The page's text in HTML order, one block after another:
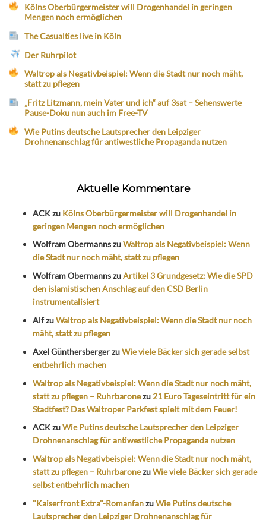
Kölns Oberbürgermeister will Drogenhandel in geringen
Mengen noch ermöglichen
The Casualties live in Köln
Der Ruhrpilot
Waltrop als Negativbeispiel: Wenn die Stadt nur noch mäht,
statt zu pflegen
„Fritz Litzmann, mein Vater und ich“ auf 3sat – Sehenswerte
Pause-Doku nun auch im Free-TV
Wie Putins deutsche Lautsprecher den Leipziger
Drohnenanschlag für antiwestliche Propaganda nutzen
Aktuelle Kommentare
ACKzu Kölns Oberbürgermeister will Drogenhandel in
geringen Mengen noch ermöglichen
Wolfram ObermannszuWaltrop als Negativbeispiel: Wenn
die Stadt nur noch mäht, statt zu pflegen
Wolfram ObermannszuArtikel 3 Grundgesetz: Wie die SPD
den islamistischen Anschlag auf den CSD Berlin
instrumentalisiert
AlfzuWaltrop als Negativbeispiel: Wenn die Stadt nur noch
mäht, statt zu pflegen
Axel GünthersbergerzuWie viele Bäcker sich gerade selbst
entbehrlich machen
Waltrop als Negativbeispiel: Wenn die Stadt nur noch mäht,
statt zu pflegen – Ruhrbaronezu 21 Euro Tageseintritt für ein
Stadtfest? Das Waltroper Parkfest spielt mit dem Feuer!
ACKzuWie Putins deutsche Lautsprecher den Leipziger
Drohnenanschlag für antiwestliche Propaganda nutzen
Waltrop als Negativbeispiel: Wenn die Stadt nur noch mäht,
statt zu pflegen – RuhrbaronezuWie viele Bäcker sich gerade
selbst entbehrlich machen
"Kaiserfront Extra"-RomanfanzuWie Putins deutsche
Lautsprecher den Leipziger Drohnenanschlag für